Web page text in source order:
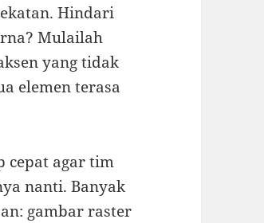
Hindari
Mulailah
yang tidak
elemen terasa
cepat agar tim
nanti. Banyak
gambar raster